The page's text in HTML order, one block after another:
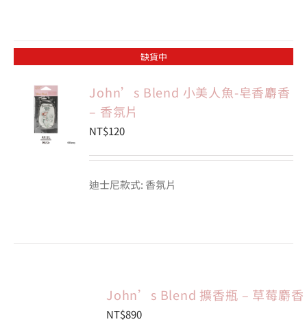
缺貨中
John’s Blend 小美人魚-皂香麝香
– 香氛片
NT$120
迪士尼款式: 香氛片
John’s Blend 擴香瓶 – 草莓麝香
NT$890